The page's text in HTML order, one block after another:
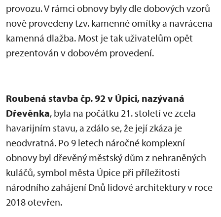
provozu. V rámci obnovy byly dle dobových vzorů
nově provedeny tzv. kamenné omítky a navrácena
kamenná dlažba. Most je tak uživatelům opět
prezentován v dobovém provedení.
Roubená stavba čp. 92 v Úpici, nazývaná
Dřevěnka, byla na počátku 21. století ve zcela
havarijním stavu, a zdálo se, že její zkáza je
neodvratná. Po 9 letech náročné komplexní
obnovy byl dřevěný městský dům z nehraněných
kuláčů, symbol města Úpice při příležitosti
národního zahájení Dnů lidové architektury v roce
2018 otevřen.